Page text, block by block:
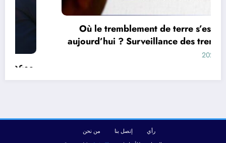
Où le tremblement de terre s’est-il produit
aujourd’hui ? Surveillance des tremblements
de terre dans le monde&
أغسطس 9, 2026
رأي إتصل بنا
من نحن